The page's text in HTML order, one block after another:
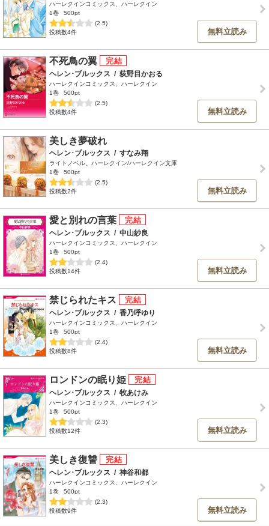
ハーレクインコミックス、ハーレクイン
1巻
500pt
(2.5)
投稿数4件
無料立読み
不死鳥の翼
ヘレン･ブルックス / 荻野目かおる
ハーレクインコミックス、ハーレクイン
1巻
500pt
(2.5)
投稿数4件
無料立読み
美しき夢破れ
ヘレン･ブルックス / すなみ翔
ライトノベル、ハーレクイン/ハーレクイン文庫
1巻
500pt
(2.5)
投稿数2件
無料立読み
愛と別れの言葉
ヘレン･ブルックス / 中山紗良
ハーレクインコミックス、ハーレクイン
1巻
500pt
(2.4)
投稿数14件
無料立読み
禁じられたキス
ヘレン･ブルックス / 香乃呼ゆり
ハーレクインコミックス、ハーレクイン
1巻
500pt
(2.4)
投稿数8件
無料立読み
ロンドンの眠り姫
ヘレン･ブルックス / 牧あけみ
ハーレクインコミックス、ハーレクイン
1巻
500pt
(2.3)
投稿数12件
無料立読み
美しき復讐
ヘレン･ブルックス / 神谷和都
ハーレクインコミックス、ハーレクイン
1巻
500pt
(2.3)
投稿数9件
無料立読み